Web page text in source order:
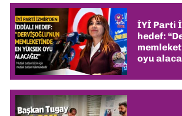
İYİ Parti
hedef:
oyu